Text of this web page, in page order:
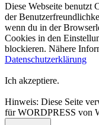
Diese Webseite benutzt
der
wenn du in der
Cookies in den
blockieren. Nähere
Datenschutzerklärung
Ich akzeptiere.
Hinweis: Diese Seite
für WORDPRESS von